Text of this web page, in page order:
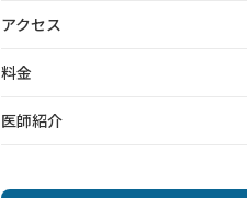
アクセス
料金
医師紹介